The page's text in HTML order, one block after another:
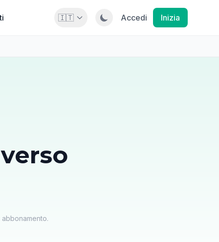
🇮🇹 Accedi Inizia